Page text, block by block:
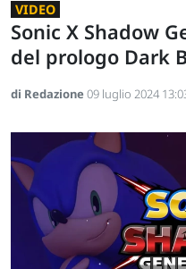
VIDEO
Sonic X Shadow
del prologo Dark
di Redazione09 luglio 2024